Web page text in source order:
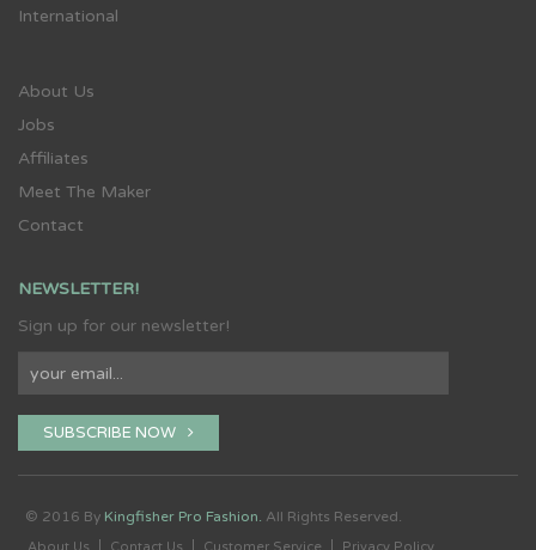
International
About Us
Jobs
Affiliates
Meet The Maker
Contact
NEWSLETTER!
Sign up for our newsletter!
SUBSCRIBE NOW
© 2016 By Kingfisher Pro Fashion. All Rights Reserved.